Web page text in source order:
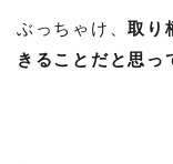
ぶっちゃけ、取り
きることだと思っ